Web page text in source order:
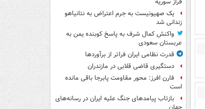
فراز سوریه
یک صهیونیست به جرم اعتراض به نتانیاهو
زندانی شد
واکنش کمال شرف به پاسخ کوبنده یمن به
عربستان سعودی
قدرت نظامی ایران فراتر از برآوردها
دستگیری قاضی قلابی در مازندران
فارن افرز: محور مقاومت پابرجا باقی مانده
است
بازتاب پیامدهای جنگ علیه ایران در رسانه‌های